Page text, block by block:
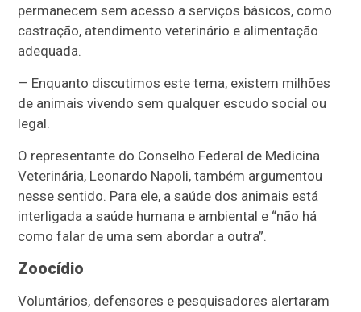
permanecem sem acesso a serviços básicos, como
castração, atendimento veterinário e alimentação
adequada.
— Enquanto discutimos este tema, existem milhões
de animais vivendo sem qualquer escudo social ou
legal.
O representante do Conselho Federal de Medicina
Veterinária, Leonardo Napoli, também argumentou
nesse sentido. Para ele, a saúde dos animais está
interligada a saúde humana e ambiental e “não há
como falar de uma sem abordar a outra”.
Zoocídio
Voluntários, defensores e pesquisadores alertaram